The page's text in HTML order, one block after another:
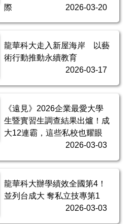
際
2026-03-20
龍華科大走入新屋海岸 以藝
術行動推動永續教育
2026-03-17
《遠見》2026企業最愛大學
生暨實習生調查結果出爐！成
大12連霸，這些私校也耀眼
2026-03-03
龍華科大辦學績效全國第4！
並列台成大 奪私立技專第1
2026-03-03